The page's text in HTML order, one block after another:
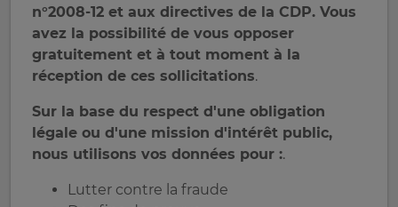
n°2008-12 et aux directives de la CDP. Vous
avez la possibilité de vous opposer
gratuitement et à tout moment à la
réception de ces sollicitations.
Sur la base du respect d'une obligation
légale ou d'une mission d'intérêt public,
nous utilisons vos données pour :.
Lutter contre la fraude